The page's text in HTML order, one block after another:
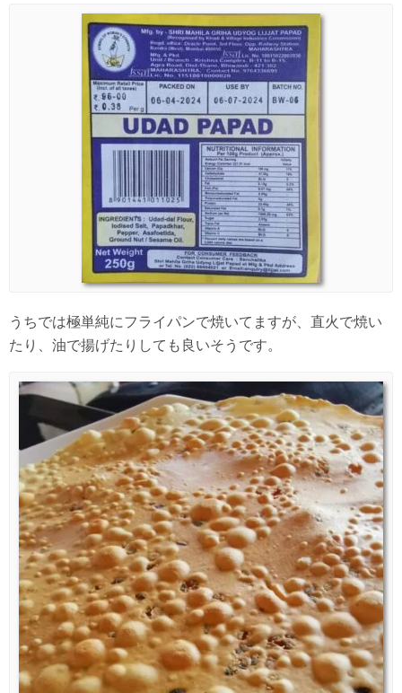
うちでは極単純にフライパンで焼いてますが、直火で焼い
たり、油で揚げたりしても良いそうです。